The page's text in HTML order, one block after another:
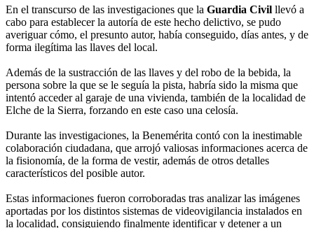
En el transcurso de las investigaciones que la Guardia Civil llevó a
cabo para establecer la autoría de este hecho delictivo, se pudo
averiguar cómo, el presunto autor, había conseguido, días antes, y de
forma ilegítima las llaves del local.
Además de la sustracción de las llaves y del robo de la bebida, la
persona sobre la que se le seguía la pista, habría sido la misma que
intentó acceder al garaje de una vivienda, también de la localidad de
Elche de la Sierra, forzando en este caso una celosía.
Durante las investigaciones, la Benemérita contó con la inestimable
colaboración ciudadana, que arrojó valiosas informaciones acerca de
la fisionomía, de la forma de vestir, además de otros detalles
característicos del posible autor.
Estas informaciones fueron corroboradas tras analizar las imágenes
aportadas por los distintos sistemas de videovigilancia instalados en
la localidad, consiguiendo finalmente identificar y detener a un